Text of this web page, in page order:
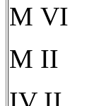
М VI
М II